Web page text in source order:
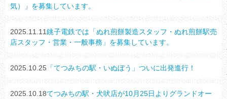
気）」を募集しています。
2025.11.11銚子電鉄では「ぬれ煎餅製造スタッフ・ぬれ煎餅駅売
店スタッフ・営業・一般事務」を募集しています。
2025.10.25 「てつみちの駅・いぬぼう」ついに出発進行！
2025.10.18てつみちの駅・犬吠店が10月25日よりグランドオー